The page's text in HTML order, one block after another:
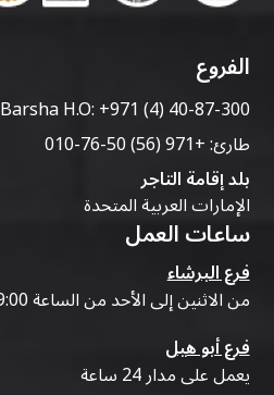
الفروع
Barsha H.O:+971 (4) 40-87-300
طارئ:+971 (56) 50-76-010
بلد إقامة التاجر
الإمارات العربية المتحدة
ساعات العمل
فرع البرشاء
من الاثنين إلى الأحد من الساعة 9:00 صباحًا حتى 07:00 مساءً
فرع أبو هيل
يعمل على مدار 24 ساعة